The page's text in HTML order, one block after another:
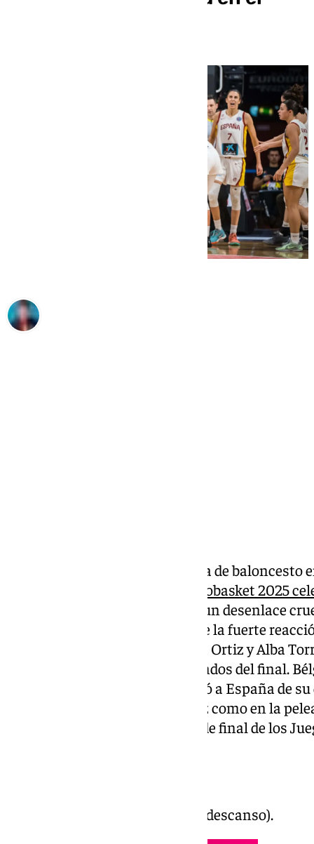
La selección española femenina de baloncesto
en la final del Eurobasket 2025
, un desenlace
revancha en su mano a pesar de la fuerte
pérdida de balón, entre Mariona Ortiz y Alba
a Antonia Delaere a cinco segundos del final.
los últimos tres minutos, apartó a España de
derrotar a las de Miguel Méndez como en la
hace dos años y en los cuartos de final de los
España 65 -67 Bélgica. (37-31, al descanso).